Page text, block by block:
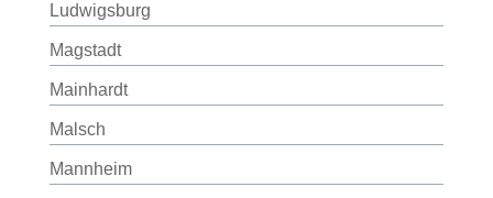
Ludwigsburg
Magstadt
Mainhardt
Malsch
Mannheim